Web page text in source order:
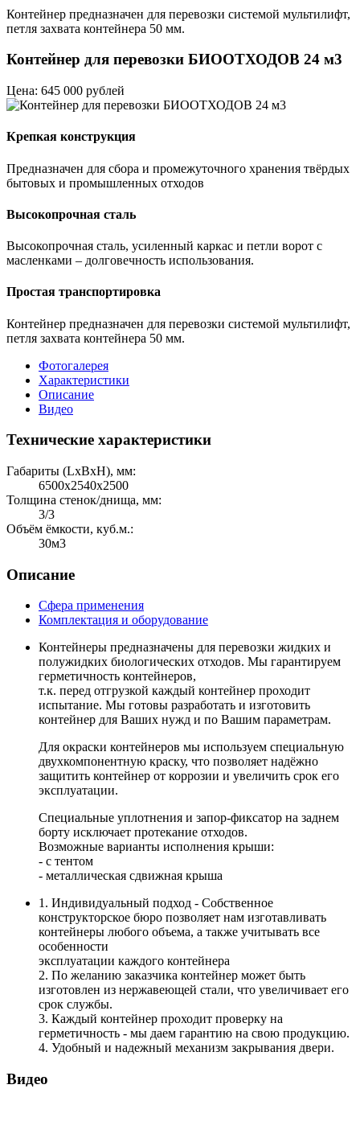
Контейнер предназначен для перевозки системой мультилифт,
петля захвата контейнера 50 мм.
Контейнер для перевозки БИООТХОДОВ 24 м3
Цена: 645 000 рублей
Крепкая конструкция
Предназначен для сбора и промежуточного хранения твёрдых
бытовых и промышленных отходов
Высокопрочная сталь
Высокопрочная сталь, усиленный каркас и петли ворот с
масленками – долговечность использования.
Простая транспортировка
Контейнер предназначен для перевозки системой мультилифт,
петля захвата контейнера 50 мм.
Фотогалерея
Характеристики
Описание
Видео
Технические характеристики
Габариты (LхBхH), мм:
6500х2540х2500
Толщина стенок/днища, мм:
3/3
Объём ёмкости, куб.м.:
30м3
Описание
Сфера применения
Комплектация и оборудование
Контейнеры предназначены для перевозки жидких и
полужидких биологических отходов. Мы гарантируем
герметичность контейнеров,
т.к. перед отгрузкой каждый контейнер проходит
испытание. Мы готовы разработать и изготовить
контейнер для Ваших нужд и по Вашим параметрам.
Для окраски контейнеров мы используем специальную
двухкомпонентную краску, что позволяет надёжно
защитить контейнер от коррозии и увеличить срок его
эксплуатации.
Специальные уплотнения и запор-фиксатор на заднем
борту исключает протекание отходов.
Возможные варианты исполнения крыши:
- с тентом
- металлическая сдвижная крыша
1. Индивидуальный подход - Собственное
конструкторское бюро позволяет нам изготавливать
контейнеры любого объема, а также учитывать все
особенности
эксплуатации каждого контейнера
2. По желанию заказчика контейнер может быть
изготовлен из нержавеющей стали, что увеличивает его
срок службы.
3. Каждый контейнер проходит проверку на
герметичность - мы даем гарантию на свою продукцию.
4. Удобный и надежный механизм закрывания двери.
Видео